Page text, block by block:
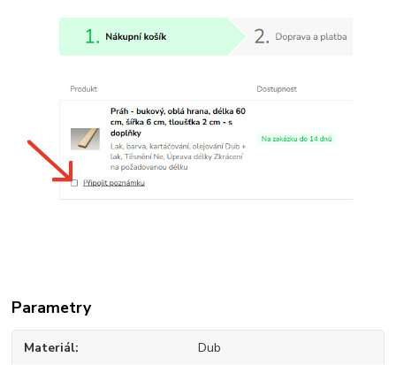
Parametry
Materiál Dub